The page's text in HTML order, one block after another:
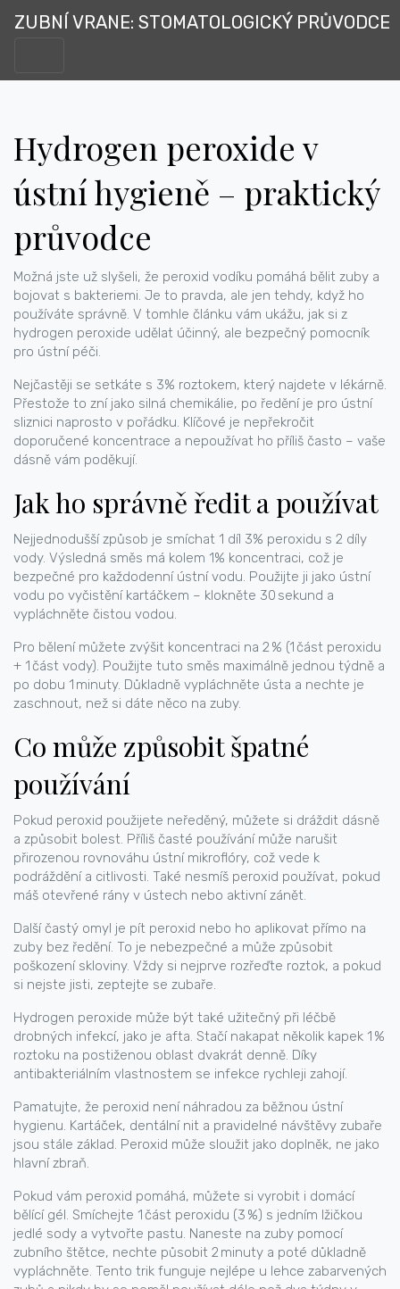
ZUBNÍ VRANE: STOMATOLOGICKÝ PRŮVODCE
Hydrogen peroxide v
ústní hygieně – praktický
průvodce
Možná jste už slyšeli, že peroxid vodíku pomáhá bělit zuby a
bojovat s bakteriemi. Je to pravda, ale jen tehdy, když ho
používáte správně. V tomhle článku vám ukážu, jak si z
hydrogen peroxide udělat účinný, ale bezpečný pomocník
pro ústní péči.
Nejčastěji se setkáte s 3% roztokem, který najdete v lékárně.
Přestože to zní jako silná chemikálie, po ředění je pro ústní
sliznici naprosto v pořádku. Klíčové je nepřekročit
doporučené koncentrace a nepoužívat ho příliš často – vaše
dásně vám poděkují.
Jak ho správně ředit a používat
Nejjednodušší způsob je smíchat 1 díl 3% peroxidu s 2 díly
vody. Výsledná směs má kolem 1% koncentraci, což je
bezpečné pro každodenní ústní vodu. Použijte ji jako ústní
vodu po vyčistění kartáčkem – klokněte 30 sekund a
vypláchněte čistou vodou.
Pro bělení můžete zvýšit koncentraci na 2 % (1 část peroxidu
+ 1 část vody). Použijte tuto směs maximálně jednou týdně a
po dobu 1 minuty. Důkladně vypláchněte ústa a nechte je
zaschnout, než si dáte něco na zuby.
Co může způsobit špatné
používání
Pokud peroxid použijete neředěný, můžete si dráždit dásně
a způsobit bolest. Příliš časté používání může narušit
přirozenou rovnováhu ústní mikroflóry, což vede k
podráždění a citlivosti. Také nesmíš peroxid používat, pokud
máš otevřené rány v ústech nebo aktivní zánět.
Další častý omyl je pít peroxid nebo ho aplikovat přímo na
zuby bez ředění. To je nebezpečné a může způsobit
poškození skloviny. Vždy si nejprve rozřeďte roztok, a pokud
si nejste jisti, zeptejte se zubaře.
Hydrogen peroxide může být také užitečný při léčbě
drobných infekcí, jako je afta. Stačí nakapat několik kapek 1 %
roztoku na postiženou oblast dvakrát denně. Díky
antibakteriálním vlastnostem se infekce rychleji zahojí.
Pamatujte, že peroxid není náhradou za běžnou ústní
hygienu. Kartáček, dentální nit a pravidelné návštěvy zubaře
jsou stále základ. Peroxid může sloužit jako doplněk, ne jako
hlavní zbraň.
Pokud vám peroxid pomáhá, můžete si vyrobit i domácí
bělící gél. Smíchejte 1 část peroxidu (3 %) s jedním lžičkou
jedlé sody a vytvořte pastu. Naneste na zuby pomocí
zubního štětce, nechte působit 2 minuty a poté důkladně
vypláchněte. Tento trik funguje nejlépe u lehce zabarvených